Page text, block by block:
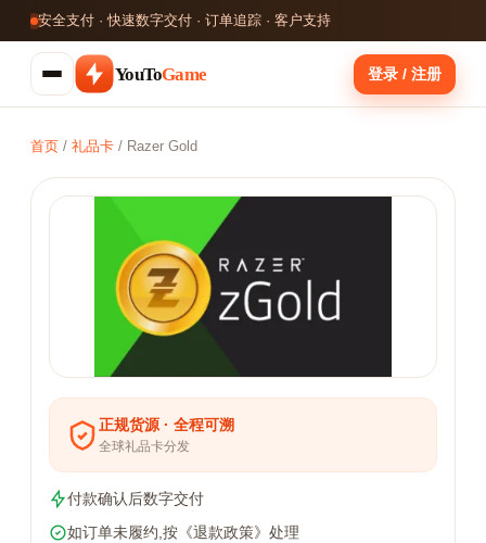
安全支付 · 快速数字交付 · 订单追踪 · 客户支持
YouToGame 登录 / 注册
首页 / 礼品卡 / Razer Gold
正规货源 · 全程可溯
全球礼品卡分发
付款确认后数字交付
如订单未履约,按《退款政策》处理